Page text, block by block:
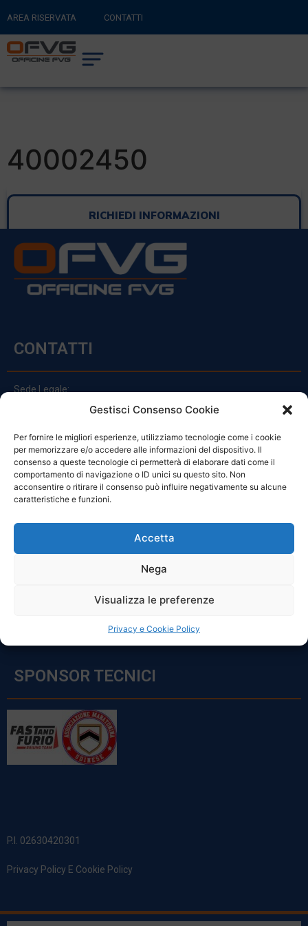
Gestisci Consenso Cookie
Per fornire le migliori esperienze, utilizziamo tecnologie come i cookie
per memorizzare e/o accedere alle informazioni del dispositivo. Il
consenso a queste tecnologie ci permetterà di elaborare dati come il
comportamento di navigazione o ID unici su questo sito. Non
acconsentire o ritirare il consenso può influire negativamente su alcune
caratteristiche e funzioni.
Accetta
Nega
Visualizza le preferenze
Privacy e Cookie Policy
AREA RISERVATA CONTATTI
RITORNA AL SITO PRINCIPALE
CARRELLO
40002450
RICHIEDI INFORMAZIONI
CONTATTI
Sede Legale:
Via Principe Di Udine 144
clienti@officinefvg.it
info@officinefvg.it
posta@officinefvgpec.It
ORARI
Sabato: 8:00 – 12:00
SPONSOR TECNICI
P.I. 02630420301
Privacy Policy E Cookie Policy